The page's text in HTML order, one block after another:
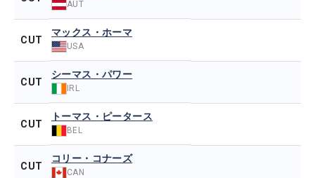
AUT
CUT
マックス・ホーマ
USA
CUT
シーマス・パワー
IRL
CUT
トーマス・ピータース
BEL
CUT
コリー・コナーズ
CAN